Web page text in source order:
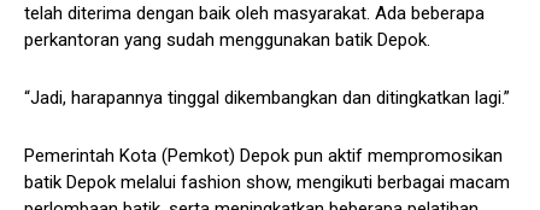
telah diterima dengan baik oleh masyarakat. Ada beberapa
perkantoran yang sudah menggunakan batik Depok.
“Jadi, harapannya tinggal dikembangkan dan ditingkatkan lagi.”
Pemerintah Kota (Pemkot) Depok pun aktif mempromosikan
batik Depok melalui fashion show, mengikuti berbagai macam